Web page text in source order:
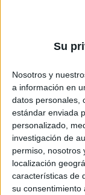
Su
Nosotros y
a información en
datos personales,
estándar enviada
personalizado,
investigación de
permiso, nosotros
localización
características de
su consentimiento
Publicado el 3